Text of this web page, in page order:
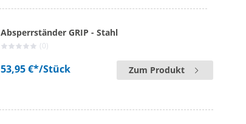
Absperrständer GRIP - Stahl
(0)
53,95 €*/Stück Zum Produkt